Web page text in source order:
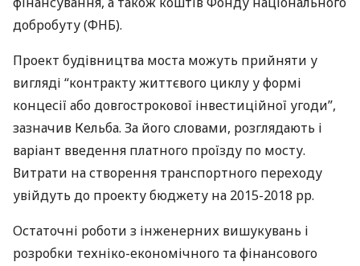
добробуту (ФНБ).
Проект будівництва моста можуть прийняти у
вигляді “контракту життєвого циклу у формі
концесії або довгострокової інвестиційної угоди”,
зазначив Кельба. За його словами, розглядають і
варіант введення платного проїзду по мосту.
Витрати на створення транспортного переходу
увійдуть до проекту бюджету на 2015-2018 рр.
Остаточні роботи з інженерних вишукувань і
розробки техніко-економічного та фінансового